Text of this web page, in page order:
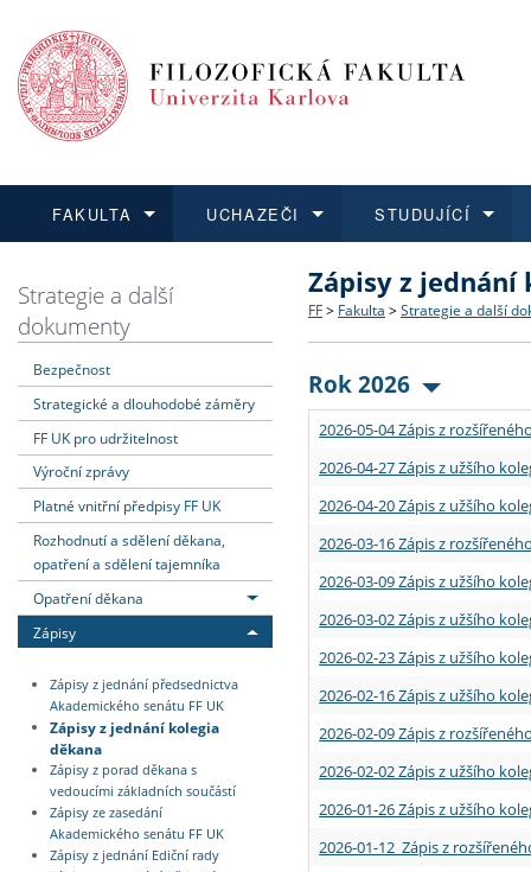
FAKULTA
Dozvědět se více
Struktura a historie
Strategie a další
Podpora a benefity pro
Absolventi fakulty
UCHAZEČI
Podat přihlášku
Co studovat a jak se
Učitelské studijní
Informace k průběhu
STUDUJÍCÍ
Dozvědět se více
Bakalářské a magisterské
Doktorské studium
Rigorózní řízení
Dozvědět se více
O vědě a výzkumu na FF
Akademické kvalifikace
Granty a projekty
Dozvědět se více
Aktuální nabídky a
Vyjíždějící studenti
Přijíždějící studenti
Vyjíždějící zaměstnanci
Strategie a další
dokumenty
Bezpečnost
Strategické a dlouhodobé záměry
FF UK pro udržitelnost
Výroční zprávy
Platné vnitřní předpisy FF UK
Rozhodnutí a sdělení děkana,
opatření a sdělení tajemníka
Opatření děkana
Zápisy
Zápisy z jednání předsednictva
Akademického senátu FF UK
Zápisy z jednání kolegia
děkana
Zápisy z porad děkana s
vedoucími základních součástí
Zápisy ze zasedání
Akademického senátu FF UK
Zápisy z jednání Ediční rady
Zápisy z jednání
FF > Fakulta > Strategie a další
Rok 2026
2026-05-04 Zápis z
2026-04-27 Zápis z užšího
2026-04-20 Zápis z užšího
2026-03-16 Zápis z
2026-03-09 Zápis z užšího
2026-03-02 Zápis z užšího
2026-02-23 Zápis z užšího
2026-02-16 Zápis z užšího
2026-02-09 Zápis z
2026-02-02 Zápis z užšího
2026-01-26 Zápis z užšího
2026-01-12 Zápis z